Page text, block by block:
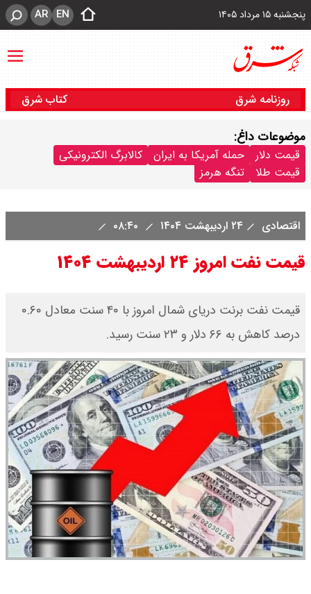
پنجشنبه ۱۵ مرداد ۱۴۰۵ EN
AR
روزنامه شرق کتاب شرق
موضوعات داغ:
قیمت دلار حمله آمریکا به ایران
کالابرگ الکترونیکی
قیمت طلا
تنگه هرمز
اقتصادی ۲۴ اردیبهشت ۱۴۰۴
قیمت نفت امروز ۲۴ اردیبهشت ۱۴۰۴
قیمت نفت برنت دریای شمال امروز با ۴۰ سنت معادل ۰.۶۰
درصد کاهش به ۶۶ دلار و ۲۳ سنت رسید.